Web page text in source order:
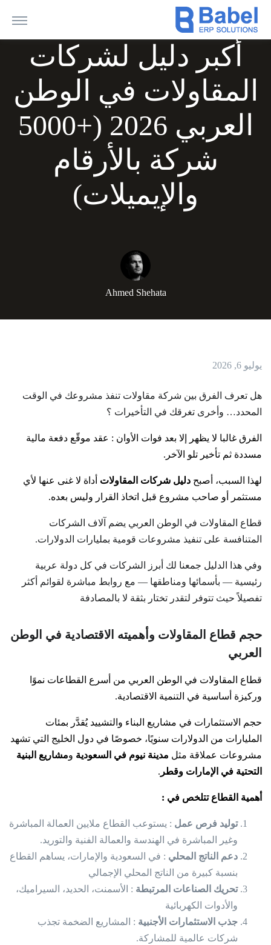
أكبر دليل لشركات
المقاولات في الوطن
العربي 2026 (+5000
شركة بالأرقام
والإيميلات)
Ahmed Shehata
يوليو 6, 2026
هل تعرف الفرق بين شركة مقاولات تنفذ مشروعك في الوقت
المحدد… وأخرى تغرقك في التأخيرات ؟
الفرق غالبا لا يظهر إلا بعد فوات الأوان : عقد موقّع دفعة مالية
مسددة ثم تأخير تلو الآخر.
لهذا السبب، أصبح دليل شركات المقاولات أداة لا غنى عنها لأي
مستثمر أو صاحب مشروع قبل اتخاذ القرار وليس بعده.
قطاع المقاولات في الوطن العربي يضم آلاف الشركات
المتنافسة على تنفيذ مشروعات قومية بمليارات الدولارات.
وفي هذا الدليل جمعنا لك أبرز الشركات في كل دولة عربية
رئيسية — بأسمائها ومناطقها — مع روابط مباشرة لقوائم أكثر
تفصيلاً حيث تتوفر لتقدر تختار بثقة لا بالمصادفة
حجم قطاع المقاولات وأهميته الاقتصادية في الوطن
العربي
قطاع المقاولات في الوطن العربي من أسرع القطاعات نموًا
وركيزة أساسية في التنمية الاقتصادية.
حجم الاستثمارات في مشاريع البناء والتشييد يُقدَّر بمئات
المليارات من الدولارات سنويًا، خصوصًا في دول الخليج التي تشهد
مشروعات عملاقة مثل مدينة نيوم في السعودية ومشاريع البنية
التحتية في الإمارات وقطر .
أهمية القطاع تتلخص في :
توليد فرص عمل : يستوعب القطاع ملايين العمالة المباشرة
وغير المباشرة في الهندسة والعمالة الفنية والتوريد.
دعم الناتج المحلي : في السعودية والإمارات، يساهم القطاع
بنسبة كبيرة من الناتج المحلي الإجمالي
تحريك الصناعات المرتبطة : الأسمنت، الحديد، السيراميك،
والأدوات الكهربائية
جذب الاستثمارات الأجنبية : المشاريع الضخمة تجذب
شركات عالمية للمشاركة.